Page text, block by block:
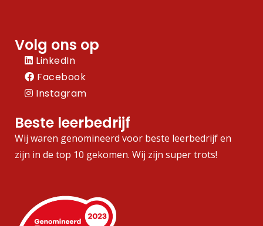
Volg ons op
LinkedIn
Facebook
Instagram
Beste leerbedrijf
Wij waren genomineerd voor beste leerbedrijf en
zijn in de top 10 gekomen. Wij zijn super trots!